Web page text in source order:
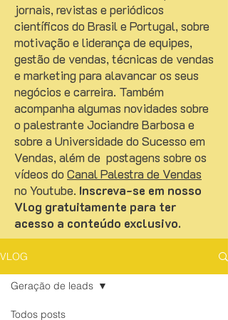
jornais, revistas e periódicos
científicos do Brasil e Portugal, sobre
motivação e liderança de equipes,
gestão de vendas, técnicas de vendas
e marketing para alavancar os seus
negócios e carreira. Também
acompanha algumas novidades sobre
o palestrante Jociandre Barbosa e
sobre a Universidade do Sucesso em
Vendas, além de postagens sobre os
vídeos do Canal Palestra de Vendas
no Youtube. Inscreva-se em nosso
Vlog gratuitamente para ter
acesso a conteúdo exclusivo.
VLOG
Todos posts
Geração de leads